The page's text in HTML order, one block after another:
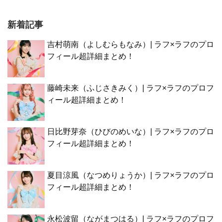
新着記事
吉村萌南（よしむらもなみ）| ラフ×ラフのプロ
フィール超詳細まとめ！
藤崎未来（ふじさきみく）| ラフ×ラフのプロフ
ィール超詳細まとめ！
日比野芽奈（ひびのめいな）| ラフ×ラフのプロ
フィール超詳細まとめ！
夏目涼風（なつめりょうか）| ラフ×ラフのプロ
フィール超詳細まとめ！
永松波留（ながまつはる）| ラフ×ラフのプロフ